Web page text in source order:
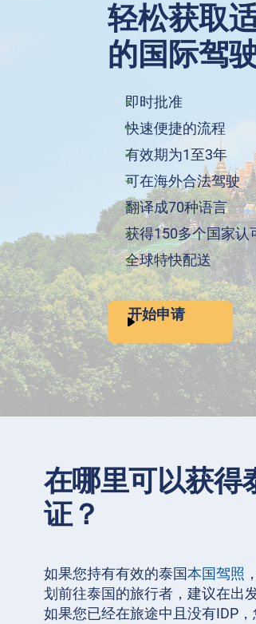
轻松获取
的国际驾
即时批准
快速便捷的流程
有效期为1至3年
可在海外合法驾驶
翻译成70种语言
获得150多个国家认
全球特快配送
开始申请
在哪里可以获得
证？
如果您持有有效的泰国本国驾照
划前往泰国的旅行者，建议在出
如果您已经在旅途中且没有IDP